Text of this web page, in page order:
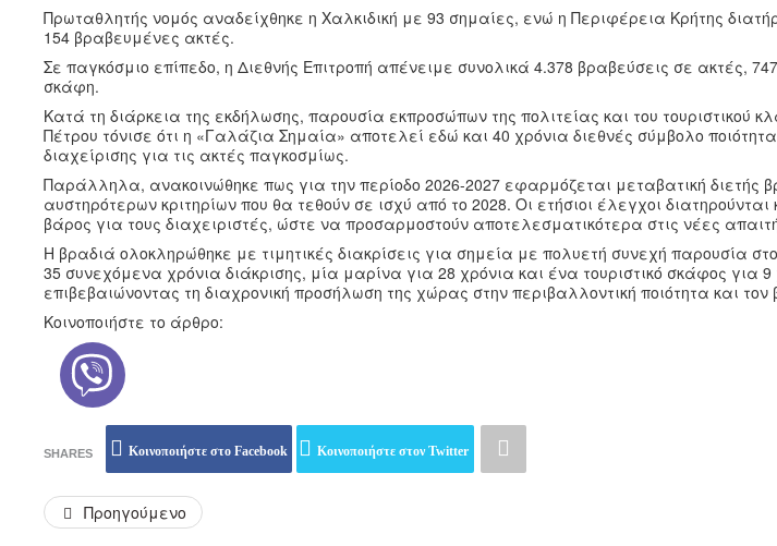
Πρωταθλητής νομός αναδείχθηκε η Χαλκιδική με 93 σημαίες, ενώ η Περιφέρεια Κρήτης
154 βραβευμένες ακτές.
Σε παγκόσμιο επίπεδο, η Διεθνής Επιτροπή απένειμε συνολικά 4.378 βραβεύσεις σε ακτές,
σκάφη.
Κατά τη διάρκεια της εκδήλωσης, παρουσία εκπροσώπων της πολιτείας και του τουριστικού
Πέτρου τόνισε ότι η «Γαλάζια Σημαία» αποτελεί εδώ και 40 χρόνια διεθνές σύμβολο
διαχείρισης για τις ακτές παγκοσμίως.
Παράλληλα, ανακοινώθηκε πως για την περίοδο 2026-2027 εφαρμόζεται μεταβατική διετής
αυστηρότερων κριτηρίων που θα τεθούν σε ισχύ από το 2028. Οι ετήσιοι έλεγχοι διατηρούνται
βάρος για τους διαχειριστές, ώστε να προσαρμοστούν αποτελεσματικότερα στις νέες
Η βραδιά ολοκληρώθηκε με τιμητικές διακρίσεις για σημεία με πολυετή συνεχή παρουσία
35 συνεχόμενα χρόνια διάκρισης, μία μαρίνα για 28 χρόνια και ένα τουριστικό σκάφος για
επιβεβαιώνοντας τη διαχρονική προσήλωση της χώρας στην περιβαλλοντική ποιότητα και τον
Κοινοποιήστε το άρθρο:
SHARES Κοινοποιήστε στο Facebook Κοινοποιήστε στον Twitter
Προηγούμενο